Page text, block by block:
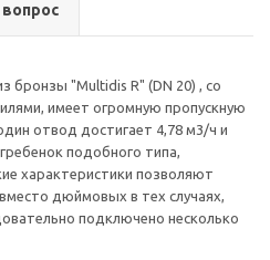
бронзы "Multidis R" (DN 20) , со
имеет огромную пропускную
отвод достигает 4,78 м3/ч и
подобного типа,
характеристики позволяют
дюймовых в тех случаях,
подключено несколько